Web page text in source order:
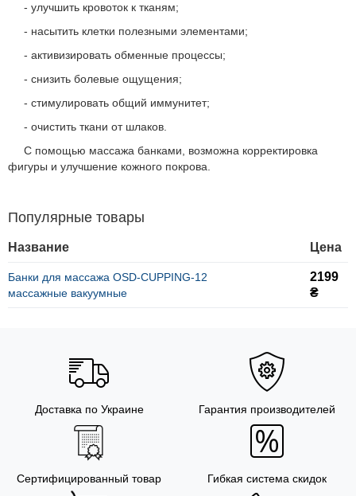
- улучшить кровоток к тканям;
- насытить клетки полезными элементами;
- активизировать обменные процессы;
- снизить болевые ощущения;
- стимулировать общий иммунитет;
- очистить ткани от шлаков.
С помощью массажа банками, возможна корректировка
фигуры и улучшение кожного покрова.
Популярные товары
Название Цена
Банки для массажа OSD-CUPPING-12
массажные вакуумные
2199
₴
Доставка по Украине Гарантия производителей
Сертифицированный товар Гибкая система скидок